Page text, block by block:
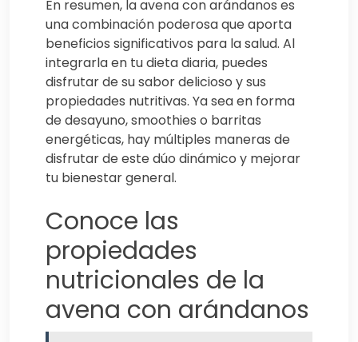
En resumen, la avena con arándanos es
una combinación poderosa que aporta
beneficios significativos para la salud. Al
integrarla en tu dieta diaria, puedes
disfrutar de su sabor delicioso y sus
propiedades nutritivas. Ya sea en forma
de desayuno, smoothies o barritas
energéticas, hay múltiples maneras de
disfrutar de este dúo dinámico y mejorar
tu bienestar general.
Conoce las
propiedades
nutricionales de la
avena con arándanos